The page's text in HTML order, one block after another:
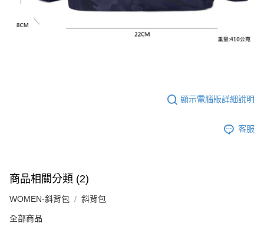
顯示電腦版詳細說明
客服
商品相關分類 (2)
WOMEN-斜背包 斜背包
全部商品